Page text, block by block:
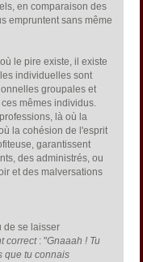
en comparaison des
empruntent sans même
le pire existe, il existe
individuelles sont
groupales et
mêmes individus.
là où la
la cohésion de l'esprit
garantissent
des administrés, ou
et des malversations
de se laisser
correct: "Gnaaah ! Tu
que tu connais